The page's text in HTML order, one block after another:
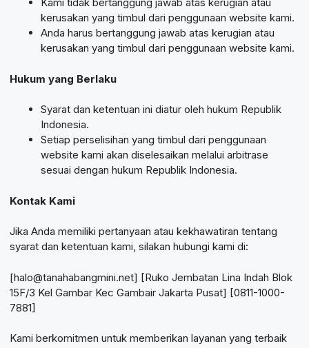
kerusakan yang timbul dari penggunaan website kami.
Anda harus bertanggung jawab atas kerugian atau
kerusakan yang timbul dari penggunaan website kami.
Hukum yang Berlaku
Syarat dan ketentuan ini diatur oleh hukum Republik
Indonesia.
Setiap perselisihan yang timbul dari penggunaan
website kami akan diselesaikan melalui arbitrase
sesuai dengan hukum Republik Indonesia.
Kontak Kami
Jika Anda memiliki pertanyaan atau kekhawatiran tentang
syarat dan ketentuan kami, silakan hubungi kami di:
[halo@tanahabangmini.net] [Ruko Jembatan Lina Indah Blok
15F/3 Kel Gambar Kec Gambair Jakarta Pusat] [0811-1000-
7881]
Kami berkomitmen untuk memberikan layanan yang terbaik